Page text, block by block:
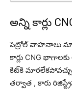
అన్ని కార్లు
పెట్రోల్ వాహనాలు
కార్లు CNG
కిట్‌కి మారలేకపోవచ్చు.
తర్వాత , కారు